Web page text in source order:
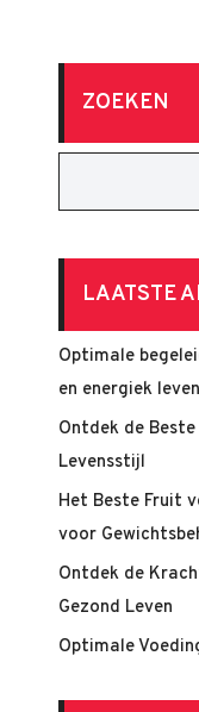
ZOEKEN
LAATSTE
Optimale
en energiek leven
Ontdek de
Levensstijl
Het Beste Fruit
voor
Ontdek de
Gezond Leven
Optimale